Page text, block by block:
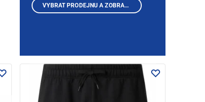
VYBRAT PRODEJNU A ZOBRAZIT PRODUKTY